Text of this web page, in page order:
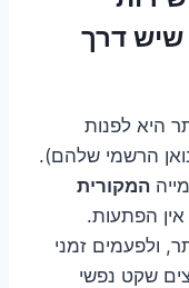
שיש דרך
היא לפנות
הרשמי שלהם).
המקורית
הפתעות.
ולפעמים זמני
שקט נפשי